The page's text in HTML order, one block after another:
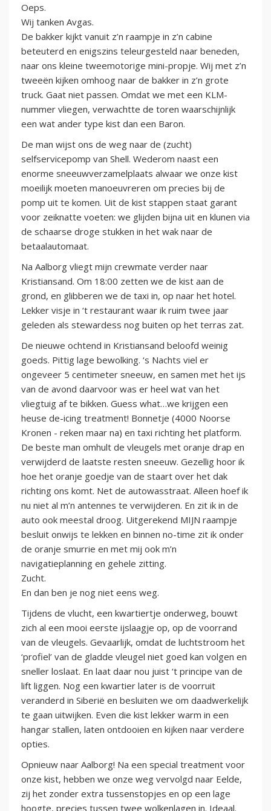
Oeps.
Wij tanken Avgas.
De bakker kijkt vanuit z’n raampje in z’n cabine
beteuterd en enigszins teleurgesteld naar beneden,
naar ons kleine tweemotorige mini-propje. Wij met z’n
tweeën kijken omhoog naar de bakker in z’n grote
truck. Gaat niet passen. Omdat we met een KLM-
nummer vliegen, verwachtte de toren waarschijnlijk
een wat ander type kist dan een Baron.
De man wijst ons de weg naar de (zucht)
selfservicepomp van Shell. Wederom naast een
enorme sneeuwverzamelplaats alwaar we onze kist
moeilijk moeten manoeuvreren om precies bij de
pomp uit te komen. Uit de kist stappen staat garant
voor zeiknatte voeten: we glijden bijna uit en klunen via
de schaarse droge stukken in het wak naar de
betaalautomaat.
Na Aalborg vliegt mijn crewmate verder naar
Kristiansand. Om 18:00 zetten we de kist aan de
grond, en glibberen we de taxi in, op naar het hotel.
Lekker visje in ‘t restaurant waar ik ruim twee jaar
geleden als stewardess nog buiten op het terras zat.
De nieuwe ochtend in Kristiansand beloofd weinig
goeds. Pittig lage bewolking. ‘s Nachts viel er
ongeveer 5 centimeter sneeuw, en samen met het ijs
van de avond daarvoor was er heel wat van het
vliegtuig af te bikken. Guess what…we krijgen een
heuse de-icing treatment! Bonnetje (4000 Noorse
Kronen - reken maar na) en taxi richting het platform.
De beste man omhult de vleugels met oranje drap en
verwijderd de laatste resten sneeuw. Gezellig hoor ik
hoe het oranje goedje van de staart over het dak
richting ons komt. Net de autowasstraat. Alleen hoef ik
nu niet al m’n antennes te verwijderen. En zit ik in de
auto ook meestal droog. Uitgerekend MIJN raampje
besluit onwijs te lekken en binnen no-time zit ik onder
de oranje smurrie en met mij ook m’n
navigatieplanning en gehele zitting.
Zucht.
En dan ben je nog niet eens weg.
Tijdens de vlucht, een kwartiertje onderweg, bouwt
zich al een mooi eerste ijslaagje op, op de voorrand
van de vleugels. Gevaarlijk, omdat de luchtstroom het
‘profiel’ van de gladde vleugel niet goed kan volgen en
sneller loslaat. En laat daar nou juist ‘t principe van de
lift liggen. Nog een kwartier later is de voorruit
veranderd in Siberië en besluiten we om daadwerkelijk
te gaan uitwijken. Even die kist lekker warm in een
hangar stallen, laten ontdooien en kijken naar verdere
opties.
Opnieuw naar Aalborg! Na een special treatment voor
onze kist, hebben we onze weg vervolgd naar Eelde,
zij het zonder extra tussenstopjes en op een lage
hoogte, precies tussen twee wolkenlagen in. Ideaal.